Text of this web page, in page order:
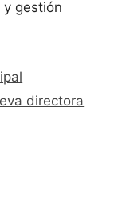
gestión
directora